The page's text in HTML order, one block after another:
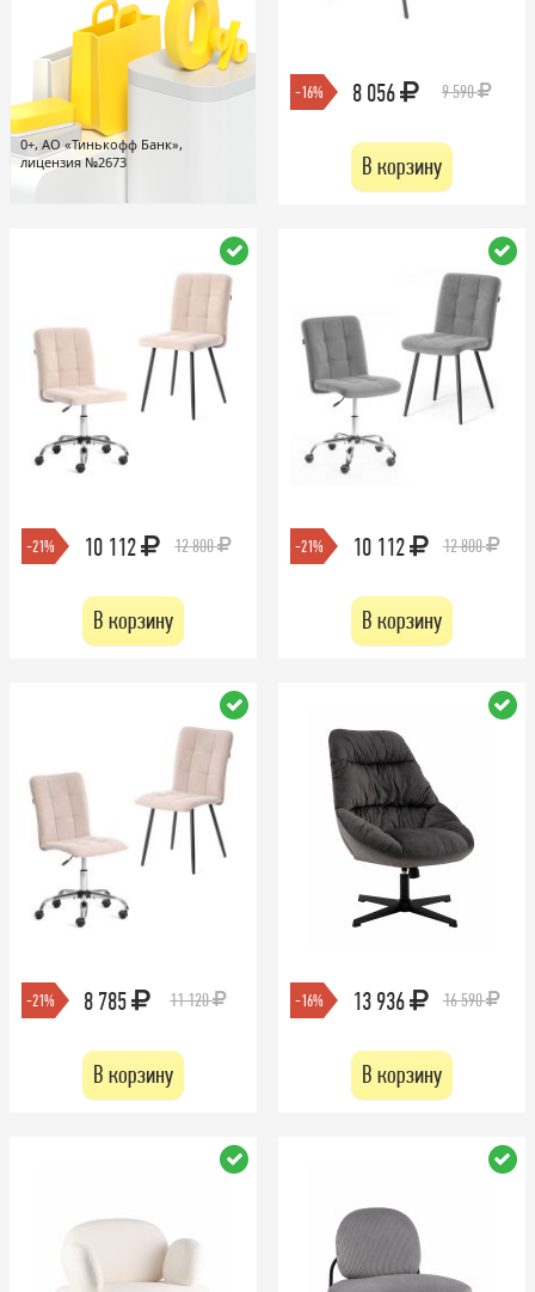
0+, АО «Тинькофф Банк»,
лицензия №2673
-16% 8 056 9 590
В корзину
-21% 10 112 12 800
В корзину
-21% 10 112 12 800
В корзину
-21% 8 785 11 120
В корзину
-16% 13 936 16 590
В корзину